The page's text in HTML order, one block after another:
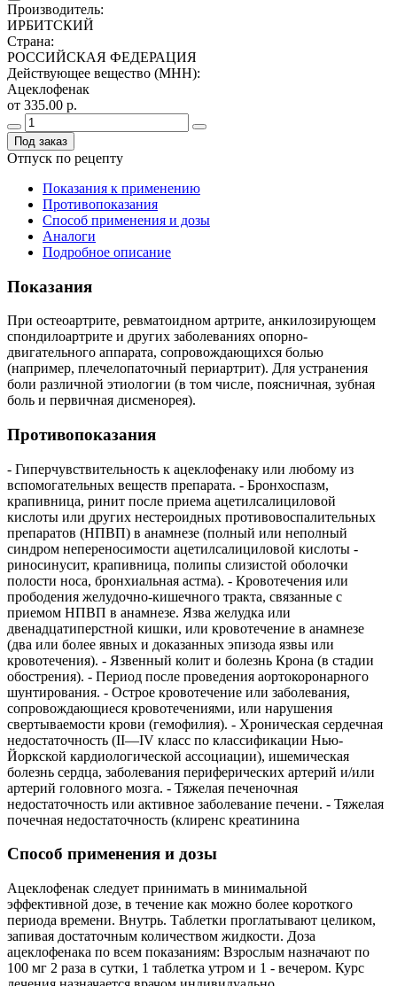
Производитель:
ИРБИТСКИЙ
Страна:
РОССИЙСКАЯ ФЕДЕРАЦИЯ
Действующее вещество (МНН):
Ацеклофенак
от 335.00 р.
Под заказ
Отпуск по рецепту
Показания к применению
Противопоказания
Способ применения и дозы
Аналоги
Подробное описание
Показания
При остеоартрите, ревматоидном артрите, анкилозирующем
спондилоартрите и других заболеваниях опорно-
двигательного аппарата, сопровождающихся болью
(например, плечелопаточный периартрит). Для устранения
боли различной этиологии (в том числе, поясничная, зубная
боль и первичная дисменорея).
Противопоказания
- Гиперчувствительность к ацеклофенаку или любому из
вспомогательных веществ препарата. - Бронхоспазм,
крапивница, ринит после приема ацетилсалициловой
кислоты или других нестероидных противовоспалительных
препаратов (НПВП) в анамнезе (полный или неполный
синдром непереносимости ацетилсалициловой кислоты -
риносинусит, крапивница, полипы слизистой оболочки
полости носа, бронхиальная астма). - Кровотечения или
прободения желудочно-кишечного тракта, связанные с
приемом НПВП в анамнезе. Язва желудка или
двенадцатиперстной кишки, или кровотечение в анамнезе
(два или более явных и доказанных эпизода язвы или
кровотечения). - Язвенный колит и болезнь Крона (в стадии
обострения). - Период после проведения аортокоронарного
шунтирования. - Острое кровотечение или заболевания,
сопровождающиеся кровотечениями, или нарушения
свертываемости крови (гемофилия). - Хроническая сердечная
недостаточность (II—IV класс по классификации Нью-
Йоркской кардиологической ассоциации), ишемическая
болезнь сердца, заболевания периферических артерий и/или
артерий головного мозга. - Тяжелая печеночная
недостаточность или активное заболевание печени. - Тяжелая
почечная недостаточность (клиренс креатинина
Способ применения и дозы
Ацеклофенак следует принимать в минимальной
эффективной дозе, в течение как можно более короткого
периода времени. Внутрь. Таблетки проглатывают целиком,
запивая достаточным количеством жидкости. Доза
ацеклофенака по всем показаниям: Взрослым назначают по
100 мг 2 раза в сутки, 1 таблетка утром и 1 - вечером. Курс